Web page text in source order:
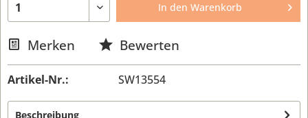
In den Warenkorb
Merken Bewerten
Artikel-Nr.: SW13554
Beschreibung